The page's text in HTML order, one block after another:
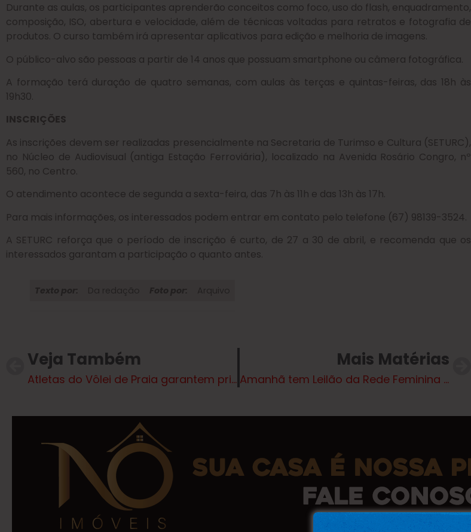
Durante as aulas, os participantes aprenderão conceitos como foco, uso do flash, enquadramento,
composição, ISO, abertura e velocidade, além de técnicas voltadas para retratos e fotografia de
produtos. O curso também irá apresentar aplicativos para edição e melhoria de imagens.
O público-alvo são pessoas a partir de 14 anos que possuam smartphone ou câmera fotográfica.
A formação terá duração de quatro semanas, com aulas às terças e quintas-feiras, das 18h às
19h30.
INSCRIÇÕES
As inscrições devem ser realizadas presencialmente na Secretaria de Turimso e Cultura (SETURC),
no Núcleo de Audiovisual (antiga Estação Ferroviária), localizado na Avenida Rosário Congro, nº
560, no Centro.
O atendimento acontece de segunda a sexta-feira, das 7h às 11h e das 13h às 17h.
Para mais informações, os interessados podem entrar em contato pelo telefone (67) 98139-3524.
A SETURC reforça que o período de inscrição é curto, de 27 a 30 de abril, e recomenda que os
interessados garantam a participação o quanto antes.
Veja Também
Atletas do Vôlei de Praia garantem primeiro e segundo lugar em torneio de Brasilândia
Mais Matérias
Amanhã tem Leilão da Rede Feminina de Combate ao Câncer em Três Lagoas